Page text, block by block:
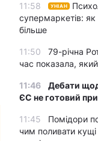
11:58 УНІАН
супермаркетів:
більше
11:50
79-річна
час показала,
11:46
Дебати
ЄС не готовий
11:45
Помідори
чим поливати